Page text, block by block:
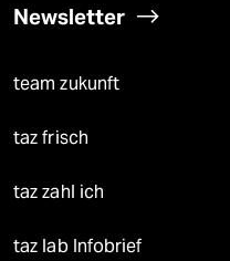
Newsletter
team zukunft
taz frisch
taz zahl ich
taz lab Infobrief